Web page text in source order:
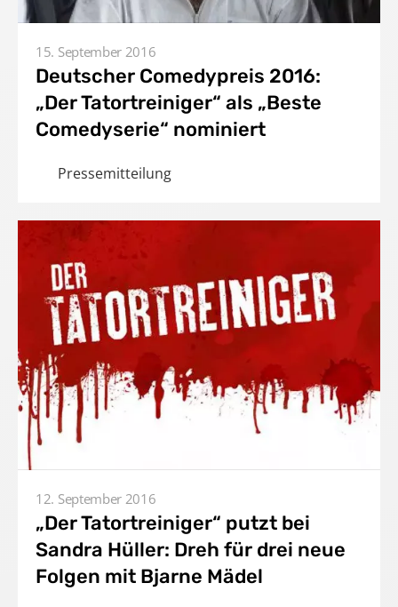
15. September 2016
Deutscher Comedypreis 2016:
„Der Tatortreiniger“ als „Beste
Comedyserie“ nominiert
Pressemitteilung
12. September 2016
„Der Tatortreiniger“ putzt bei
Sandra Hüller: Dreh für drei neue
Folgen mit Bjarne Mädel